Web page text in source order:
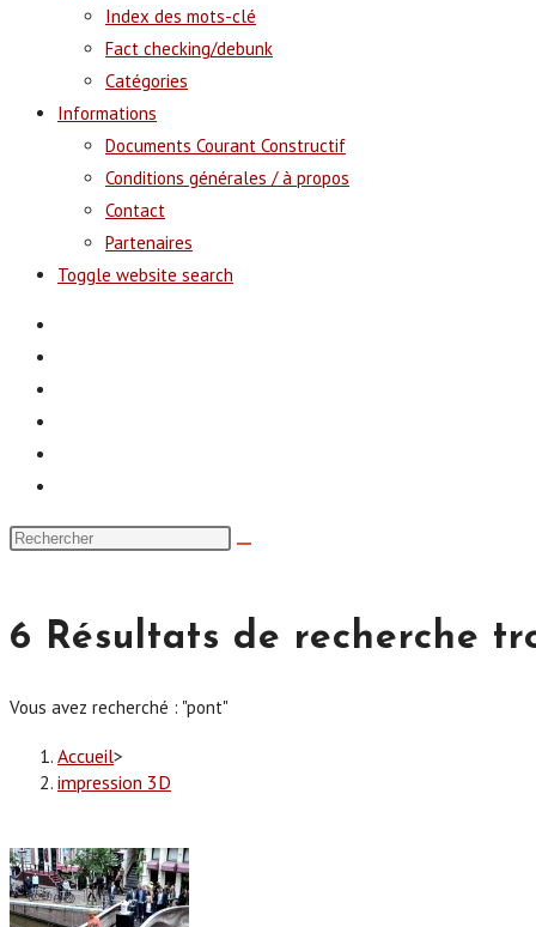
Index des mots-clé
Fact checking/debunk
Catégories
Informations
Documents Courant Constructif
Conditions générales / à propos
Contact
Partenaires
Toggle website search
6 Résultats de recherche
Vous avez recherché : "pont"
Accueil>
impression 3D